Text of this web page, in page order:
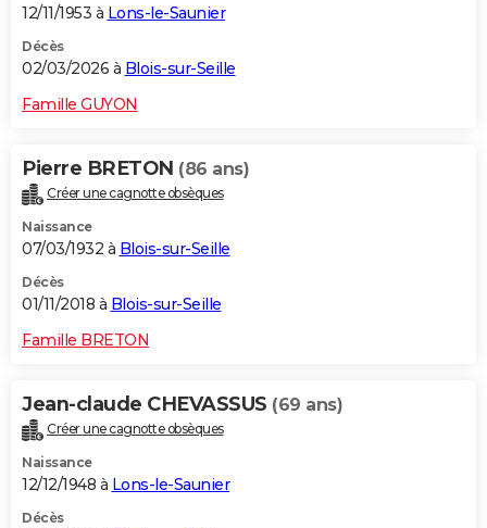
GUIDES D'ACHAT
BONS PLANS
CARTE DE VOEUX
Dictionnaire
Biographies
Citations
Expressions
Proverbes
PROGRAMME TV
COPAINS D'AVANT
S'inscrire
Se connecter
Lycées
Collèges
Primaires
Universités
Entreprises
Service militaire
Avis de recherche
AVIS DE DÉCÈS
12/11/1953 à Lons-le-Saunier
Décès
02/03/2026 à Blois-sur-Seille
Famille GUYON
Pierre BRETON (86 ans)
Créer une cagnotte obsèques
Naissance
07/03/1932 à Blois-sur-Seille
Décès
01/11/2018 à Blois-sur-Seille
Famille BRETON
Jean-claude CHEVASSUS (69 ans)
Créer une cagnotte obsèques
Naissance
12/12/1948 à Lons-le-Saunier
Décès